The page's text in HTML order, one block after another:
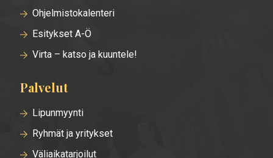
Ohjelmistokalenteri
Esitykset A-Ö
Virta – katso ja kuuntele!
Palvelut
Lipunmyynti
Ryhmät ja yritykset
Väliaikatarjoilut